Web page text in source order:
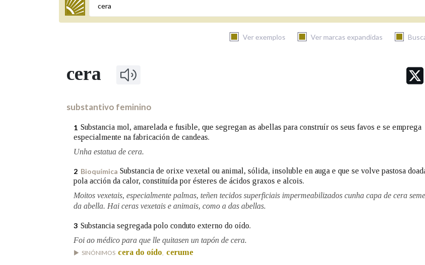
Termo a buscar
Ver exemplos Ver marcas expandidas
BUSCAR NOS LEMAS
Remata por
Contén Na fraseoloxía
OUTRAS OPCIÓNS DE BUSCA
Marcas gramaticais
cera
substantivo feminino
1 Substancia mol, amarelada e fusible, que segregan as abellas para construír os seus favos e se emprega
especialmente na fabricación de candeas.
Unha estatua de cera.
2 Bioquímica Substancia de orixe vexetal ou animal, sólida, insoluble en auga e que se volve pastosa
pola acción da calor, constituída por ésteres de ácidos graxos e alcois.
Moitos vexetais, especialmente palmas, teñen tecidos superficiais impermeabilizados cunha capa de cera
da abella. Hai ceras vexetais e animais, como a das abellas.
3 Substancia segregada polo conduto externo do oído.
Foi ao médico para que lle quitasen un tapón de cera.
SINÓNIMOS cera do oído cerume